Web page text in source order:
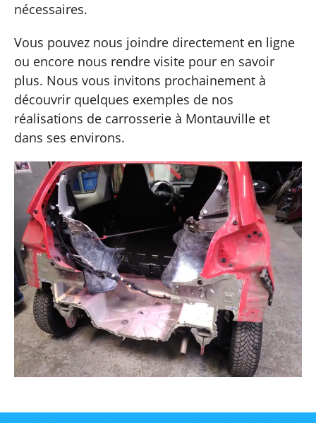
nécessaires.
Vous pouvez nous joindre directement en ligne
ou encore nous rendre visite pour en savoir
plus. Nous vous invitons prochainement à
découvrir quelques exemples de nos
réalisations de carrosserie à Montauville et
dans ses environs.